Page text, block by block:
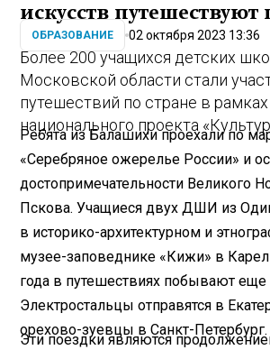
искусств путешествуют
ОБРАЗОВАНИЕ 02 октября 2023 13:36
Более 200 учащихся детских
Московской области стали
путешествий по стране в рамках
национального проекта
Ребята из Балашихи проехали по
«Серебряное ожерелье России» и
достопримечательности Великого
Пскова. Учащиеся двух ДШИ из
в историко-архитектурном и
музее-заповеднике «Кижи» в
года в путешествиях побывают еще
Электростальцы отправятся в
орехово-зуевцы в Санкт-Петербург.
Эти поездки являются